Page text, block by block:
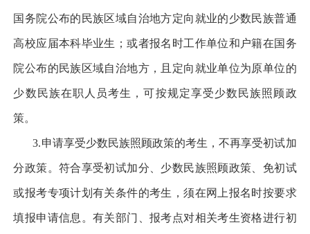
国务院公布的民族区域自治地方定向就业的少数民族普通
高校应届本科毕业生；或者报名时工作单位和户籍在国务
院公布的民族区域自治地方，且定向就业单位为原单位的
少数民族在职人员考生，可按规定享受少数民族照顾政
策。
3.申请享受少数民族照顾政策的考生，不再享受初试加
分政策。符合享受初试加分、少数民族照顾政策、免初试
或报考专项计划有关条件的考生，须在网上报名时按要求
填报申请信息。有关部门、报考点对相关考生资格进行初